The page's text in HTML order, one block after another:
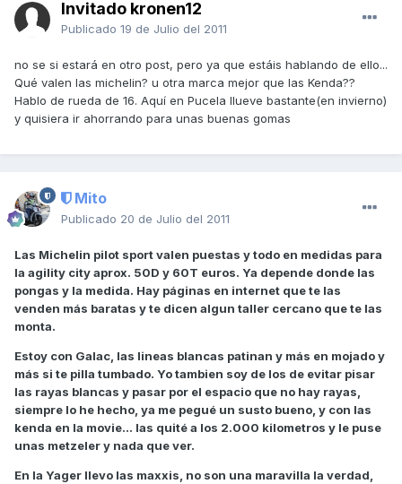
Invitado kronen12
Publicado 19 de Julio del 2011
no se si estará en otro post, pero ya que estáis hablando de ello...
Qué valen las michelin? u otra marca mejor que las Kenda??
Hablo de rueda de 16. Aquí en Pucela llueve bastante(en invierno)
y quisiera ir ahorrando para unas buenas gomas
Mito
Publicado 20 de Julio del 2011
Las Michelin pilot sport valen puestas y todo en medidas para
la agility city aprox. 50D y 60T euros. Ya depende donde las
pongas y la medida. Hay páginas en internet que te las
venden más baratas y te dicen algun taller cercano que te las
monta.
Estoy con Galac, las lineas blancas patinan y más en mojado y
más si te pilla tumbado. Yo tambien soy de los de evitar pisar
las rayas blancas y pasar por el espacio que no hay rayas,
siempre lo he hecho, ya me pegué un susto bueno, y con las
kenda en la movie... las quité a los 2.000 kilometros y le puse
unas metzeler y nada que ver.
En la Yager llevo las maxxis, no son una maravilla la verdad,